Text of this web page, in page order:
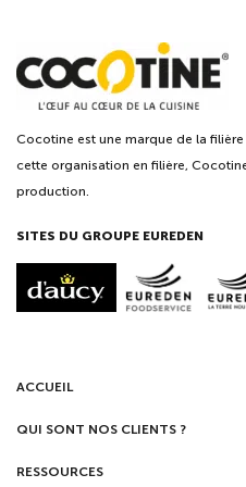
Cocotine est une marque de la
cette organisation en filière,
production.
SITES DU GROUPE EUREDEN
ACCUEIL
QUI SONT NOS CLIENTS ?
RESSOURCES